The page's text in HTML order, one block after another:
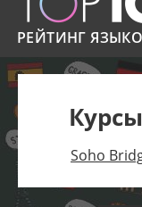
РЕЙТИНГ
Soho